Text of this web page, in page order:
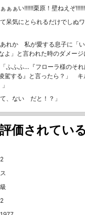
ぁぁい!!!!!!栗原！壁ねえぞ!!!!!!
呆気にとられるだけでしぬ
れか 私が愛する息子に「
よ」と言われた時のダメージ
ふふふ…『フローラ様のそ
駕する』と言ったら？」 キ
」
、ない だと！？ 」
価されてい